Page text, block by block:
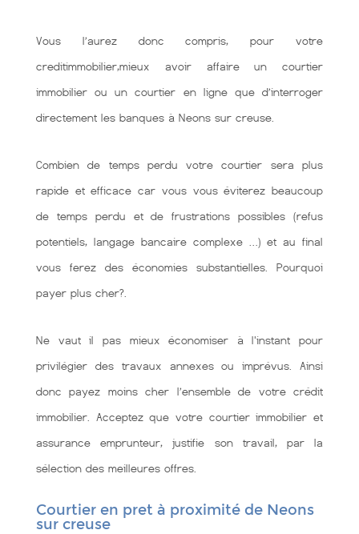
Vous l’aurez donc compris, pour votre
creditimmobilier,mieux avoir affaire un courtier
immobilier ou un courtier en ligne que d’interroger
directement les banques à Neons sur creuse.
Combien de temps perdu votre courtier sera plus
rapide et efficace car vous vous éviterez beaucoup
de temps perdu et de frustrations possibles (refus
potentiels, langage bancaire complexe …) et au final
vous ferez des économies substantielles. Pourquoi
payer plus cher?.
Ne vaut il pas mieux économiser à l'instant pour
privilégier des travaux annexes ou imprévus. Ainsi
donc payez moins cher l’ensemble de votre crédit
immobilier. Acceptez que votre courtier immobilier et
assurance emprunteur, justifie son travail, par la
sélection des meilleures offres.
Courtier en pret à proximité de Neons
sur creuse